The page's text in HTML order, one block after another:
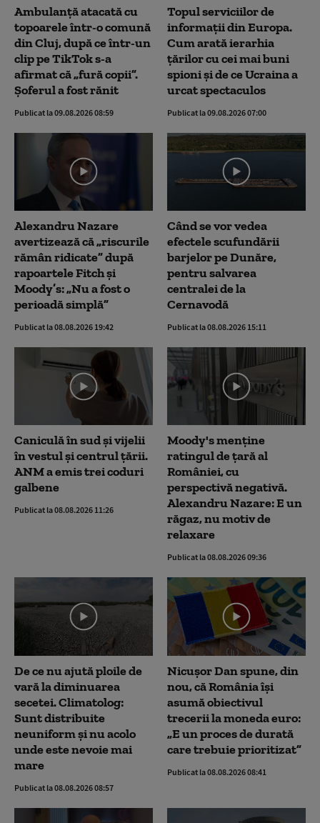
Ambulanţă atacată cu
topoarele într-o comună
din Cluj, după ce într-un
clip pe TikTok s-a
afirmat că „fură copii”.
Șoferul a fost rănit
Publicat la 09.08.2026 08:59
Topul serviciilor de
informații din Europa.
Cum arată ierarhia
țărilor cu cei mai buni
spioni și de ce Ucraina a
urcat spectaculos
Publicat la 09.08.2026 07:00
Alexandru Nazare
avertizează că „riscurile
rămân ridicate” după
rapoartele Fitch și
Moody’s: „Nu a fost o
perioadă simplă”
Publicat la 08.08.2026 19:42
Când se vor vedea
efectele scufundării
barjelor pe Dunăre,
pentru salvarea
centralei de la
Cernavodă
Publicat la 08.08.2026 15:11
Caniculă în sud și vijelii
în vestul și centrul țării.
ANM a emis trei coduri
galbene
Publicat la 08.08.2026 11:26
Moody's menține
ratingul de țară al
României, cu
perspectivă negativă.
Alexandru Nazare: E un
răgaz, nu motiv de
relaxare
Publicat la 08.08.2026 09:36
De ce nu ajută ploile de
vară la diminuarea
secetei. Climatolog:
Sunt distribuite
neuniform și nu acolo
unde este nevoie mai
mare
Publicat la 08.08.2026 08:57
Nicușor Dan spune, din
nou, că România își
asumă obiectivul
trecerii la moneda euro:
„E un proces de durată
care trebuie prioritizat”
Publicat la 08.08.2026 08:41